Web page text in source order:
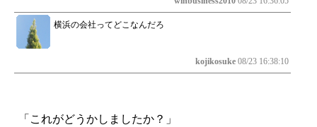
横浜の会社ってどこなんだろ
kojikosuke 08/23 16:38:10
「これがどうかしましたか？」